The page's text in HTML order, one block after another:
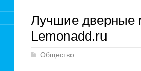
Лучшие дверные
Lemonadd.ru
Общество